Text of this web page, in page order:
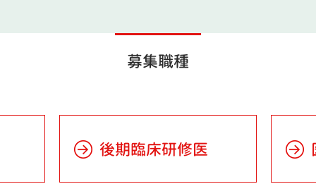
募集職種
後期臨床研修医